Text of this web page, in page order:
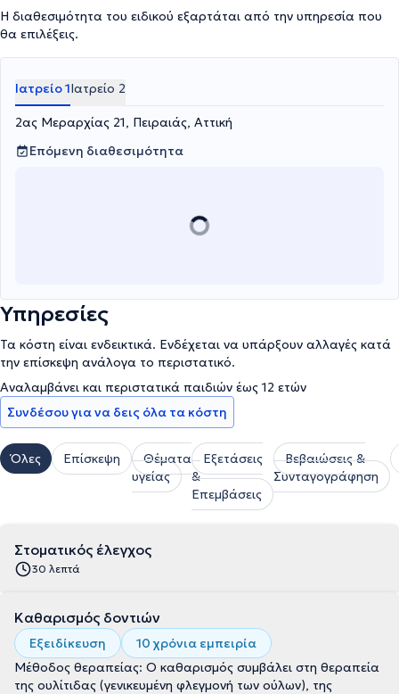
Η διαθεσιμότητα του ειδικού εξαρτάται από την υπηρεσία που
θα επιλέξεις.
Ιατρείο 1Ιατρείο 2
2ας Μεραρχίας 21, Πειραιάς, Αττική
Επόμενη διαθεσιμότητα
Υπηρεσίες
Τα κόστη είναι ενδεικτικά. Ενδέχεται να υπάρξουν αλλαγές κατά
την επίσκεψη ανάλογα το περιστατικό.
Αναλαμβάνει και περιστατικά παιδιών έως 12 ετών
Συνδέσου για να δεις όλα τα κόστη
Όλες Επίσκεψη
Θέματα
υγείας
Εξετάσεις
&
Επεμβάσεις
Βεβαιώσεις &
Συνταγογράφηση
Στοματικός έλεγχος
30 λεπτά
Καθαρισμός δοντιών
Εξειδίκευση
10 χρόνια εμπειρία
Μέθοδος θεραπείας: Ο καθαρισμός συμβάλει στη θεραπεία
της ουλίτιδας (γενικευμένη φλεγμονή των ούλων), της